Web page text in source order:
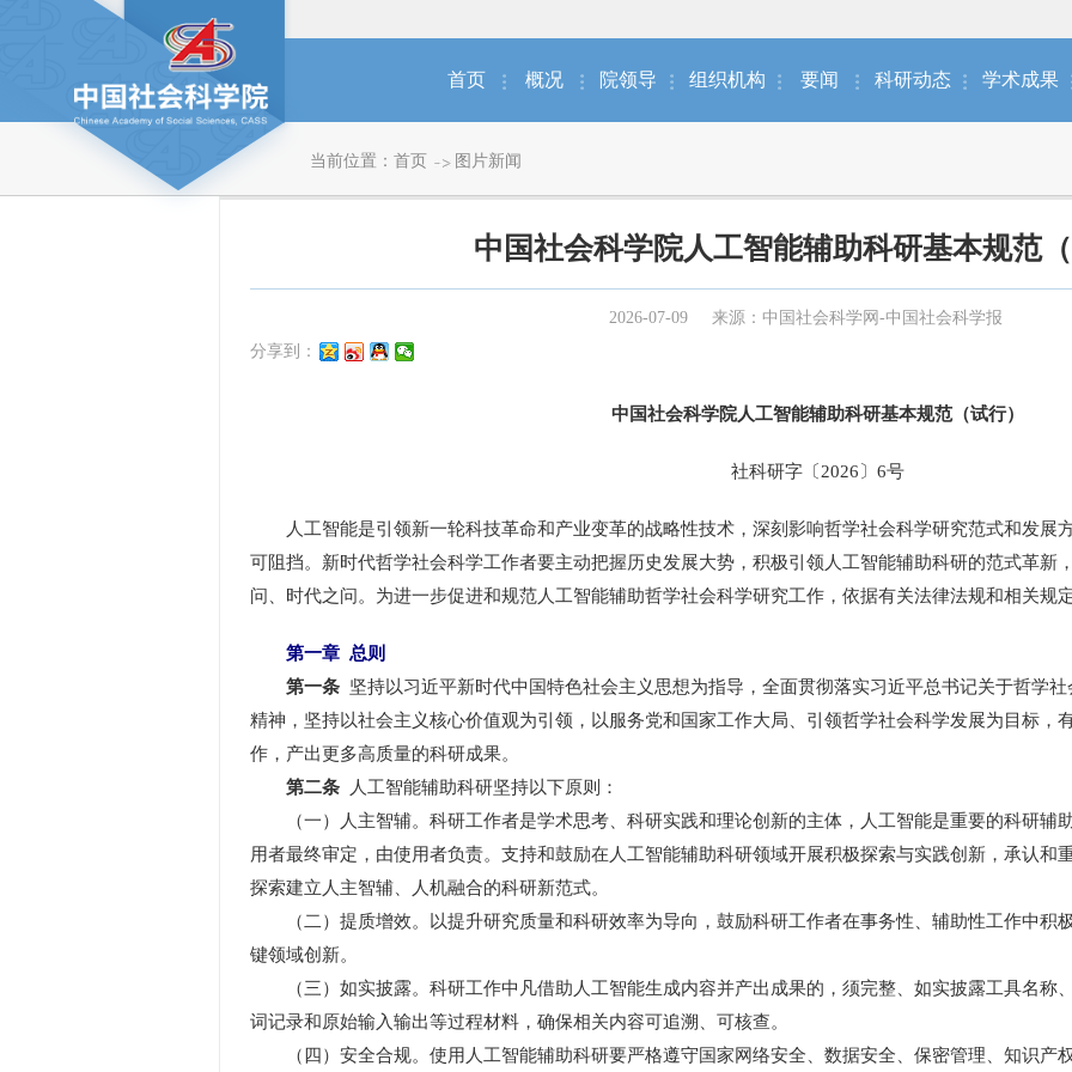
首页 概况 院领导 组织机构 要闻 科研动态 学术成果
当前位置： 首页 图片新闻
中国社会科学院人工智能辅助科研基本规范
2026-07-09
来源：中国社会科学网-中国社会科学报
分享到：
中国社会科学院人工智能辅助科研基本规范（试行）
社科研字〔2026〕6号
人工智能是引领新一轮科技革命和产业变革的战略性技术，深刻影响哲学社会科学研究范式和发展
可阻挡。新时代哲学社会科学工作者要主动把握历史发展大势，积极引领人工智能辅助科研的范式革新
问、时代之问。为进一步促进和规范人工智能辅助哲学社会科学研究工作，依据有关法律法规和相关规
第一章 总则
第一条 坚持以习近平新时代中国特色社会主义思想为指导，全面贯彻落实习近平总书记关于哲学
精神，坚持以社会主义核心价值观为引领，以服务党和国家工作大局、引领哲学社会科学发展为目标，
作，产出更多高质量的科研成果。
第二条 人工智能辅助科研坚持以下原则：
（一）人主智辅。科研工作者是学术思考、科研实践和理论创新的主体，人工智能是重要的科研辅
用者最终审定，由使用者负责。支持和鼓励在人工智能辅助科研领域开展积极探索与实践创新，承认和
探索建立人主智辅、人机融合的科研新范式。
（二）提质增效。以提升研究质量和科研效率为导向，鼓励科研工作者在事务性、辅助性工作中积
键领域创新。
（三）如实披露。科研工作中凡借助人工智能生成内容并产出成果的，须完整、如实披露工具名称
词记录和原始输入输出等过程材料，确保相关内容可追溯、可核查。
（四）安全合规。使用人工智能辅助科研要严格遵守国家网络安全、数据安全、保密管理、知识产